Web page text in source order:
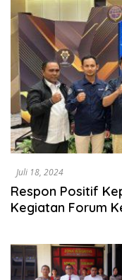
Juli 18, 2024
Respon Positif
Kegiatan Forum